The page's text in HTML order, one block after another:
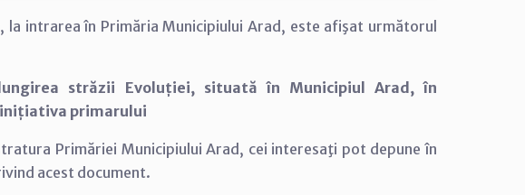
, la intrarea în Primăria Municipiului Arad, este afişat următorul
străzii Evoluției, situată în Municipiul Arad, în
inițiativa primarului
Primăriei Municipiului Arad, cei interesaţi pot depune în
acest document.